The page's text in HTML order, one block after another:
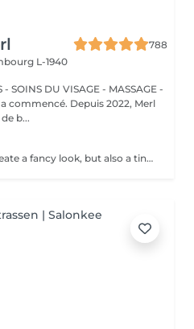
788
L-1940
SOINS DU VISAGE - MASSAGE -
b...
Not only mascara helps to create a fancy look, but also a tinting of your lashes! How is the lashes tinting done? - lashes are washed - eye cream is applied - the tape and patches are applied - tinting - the tape and patches are removed Age restrictions: recommended to do from 14 years. Post procedure recommendations: do not wet eyelashes 24 hours after the procedure. Frequency: once in 2-3 weeks.